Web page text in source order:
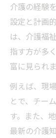
介護の経験
設定と計画
は、介護福
指す方が多
富に見られま
例えば、現
とで、チー
す。また、
最新の介護